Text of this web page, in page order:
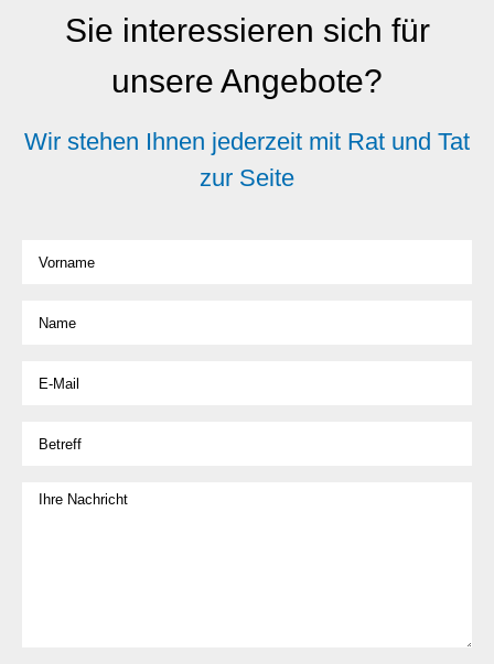
Sie interessieren sich für
unsere Angebote?
Wir stehen Ihnen jederzeit mit Rat und Tat
zur Seite